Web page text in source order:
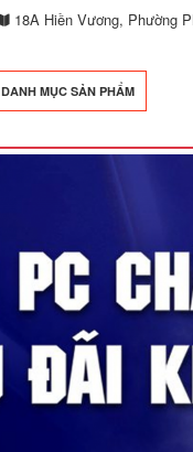
18A Hiền Vương, Phường
DANH MỤC SẢN PHẨM